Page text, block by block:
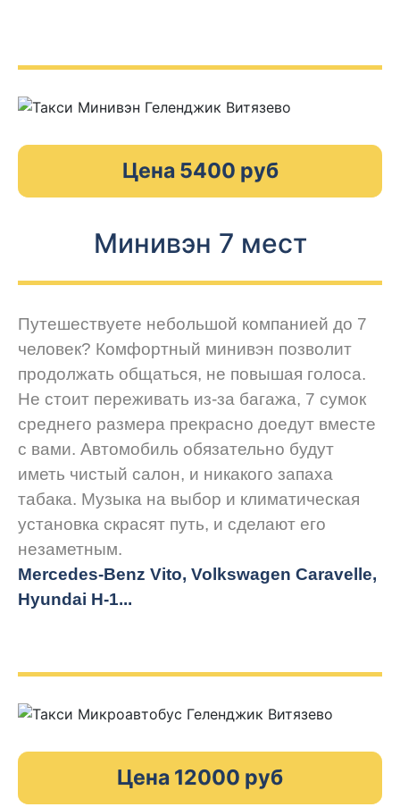
Цена 5400 руб
Минивэн 7 мест
Путешествуете небольшой компанией до 7
человек? Комфортный минивэн позволит
продолжать общаться, не повышая голоса.
Не стоит переживать из-за багажа, 7 сумок
среднего размера прекрасно доедут вместе
с вами. Автомобиль обязательно будут
иметь чистый салон, и никакого запаха
табака. Музыка на выбор и климатическая
установка скрасят путь, и сделают его
незаметным.
Mercedes-Benz Vito, Volkswagen Caravelle,
Hyundai H-1...
Цена 12000 руб